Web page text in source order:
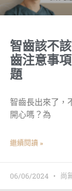
智齒該不
齒注意事
題
智齒長出來了，
開心嗎？為
繼續閱讀 »
06/06/2024 尚